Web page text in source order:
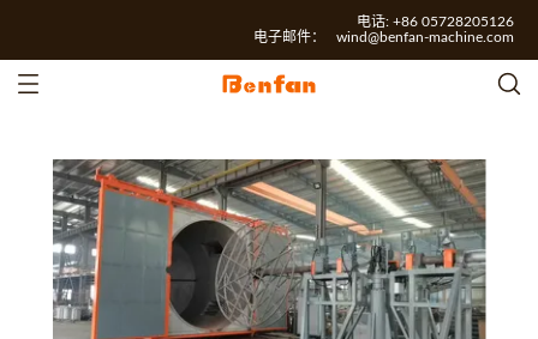
电话: +86 05728205126
电子邮件： wind@benfan-machine.com